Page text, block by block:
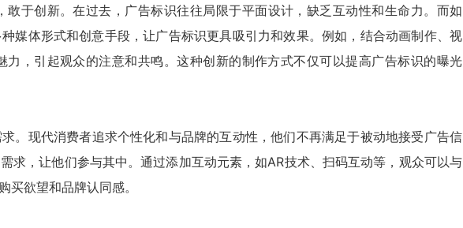
于创新。在过去， 广告标识往往局限于平面设计，缺乏互动性和生命力。而如
媒体形式和创意手段，让广告标识更具吸引力和效果。例如，结合动画制作、视
力，引起观众的注意和共鸣。这种创新的制作方式不仅可以提高广告标识的曝光
。现代消费者追求个性化和与品牌的互动性，他们不再满足于被动地接受广告信
求，让他们参与其中。通过添加互动元素，如AR技术、扫码互动等，观众可以与
买欲望和品牌认同感。